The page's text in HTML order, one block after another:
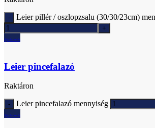
Leier pillér / oszlopzsalu (30/30/23cm)
Ajánlatkérés
Leier pincefalazó
Raktáron
Leier pincefalazó mennyiség
Ajánlatkérés